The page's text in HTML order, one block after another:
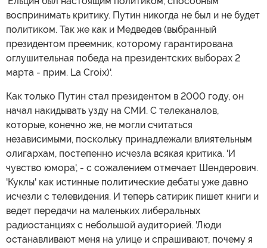
воспринимать критику. Путин никогда не был и не будет
политиком. Так же как и Медведев (выбранный
президентом преемник, которому гарантирована
оглушительная победа на президентских выборах 2
марта - прим. La Croix)'.
Как только Путин стал президентом в 2000 году, он
начал накидывать узду на СМИ. С телеканалов,
которые, конечно же, не могли считаться
независимыми, поскольку принадлежали влиятельным
олигархам, постепенно исчезла всякая критика. 'И
чувство юмора', - с сожалением отмечает Шендерович.
'Куклы' как истинные политические дебаты уже давно
исчезли с телевидения. И теперь сатирик пишет книги и
ведет передачи на маленьких либеральных
радиостанциях с небольшой аудиторией. 'Люди
останавливают меня на улице и спрашивают, почему я